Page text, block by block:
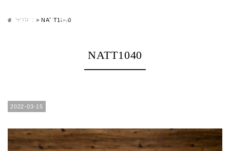
HOME > NATT1040
NATT1040
2022-03-15